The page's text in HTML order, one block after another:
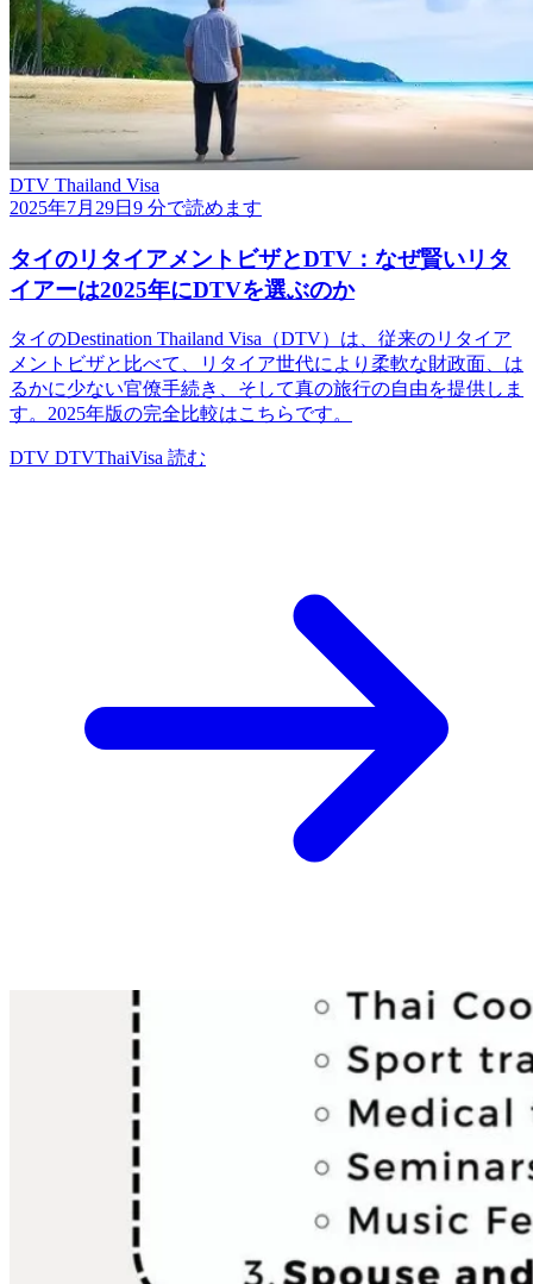
DTV Thailand Visa
2025年7月29日 9 分で読めます
タイのリタイアメントビザとDTV：なぜ賢いリタ
イアーは2025年にDTVを選ぶのか
タイのDestination Thailand Visa（DTV）は、従来のリタイア
メントビザと比べて、リタイア世代により柔軟な財政面、は
るかに少ない官僚手続き、そして真の旅行の自由を提供しま
す。2025年版の完全比較はこちらです。
DTV DTVThaiVisa 読む